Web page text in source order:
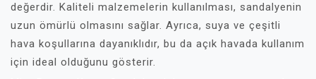
değerdir. Kaliteli malzemelerin kullanılması, sandalyenin
uzun ömürlü olmasını sağlar. Ayrıca, suya ve çeşitli
hava koşullarına dayanıklıdır, bu da açık havada kullanım
için ideal olduğunu gösterir.